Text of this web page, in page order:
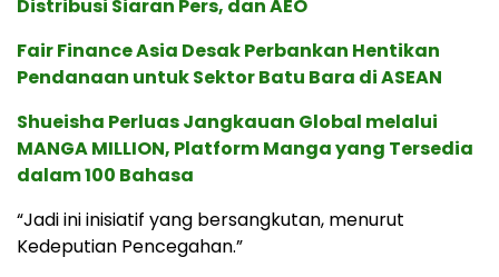
Distribusi Siaran Pers, dan AEO
Fair Finance Asia Desak Perbankan Hentikan
Pendanaan untuk Sektor Batu Bara di ASEAN
Shueisha Perluas Jangkauan Global melalui
MANGA MILLION, Platform Manga yang Tersedia
dalam 100 Bahasa
“Jadi ini inisiatif yang bersangkutan, menurut
Kedeputian Pencegahan.”